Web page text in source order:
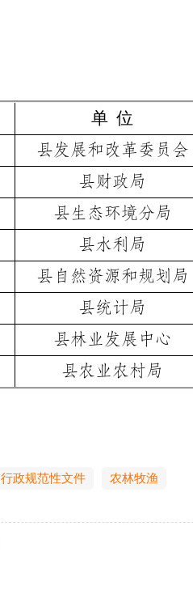
单 位
县发展和改革委员会
县财政局
县生态环境分局
县水利局
县自然资源和规划局
县统计局
县林业发展中心
县农业农村局
行政规范性文件 农林牧渔